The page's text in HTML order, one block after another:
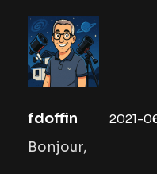
fdoffin 2021-
Bonjour,